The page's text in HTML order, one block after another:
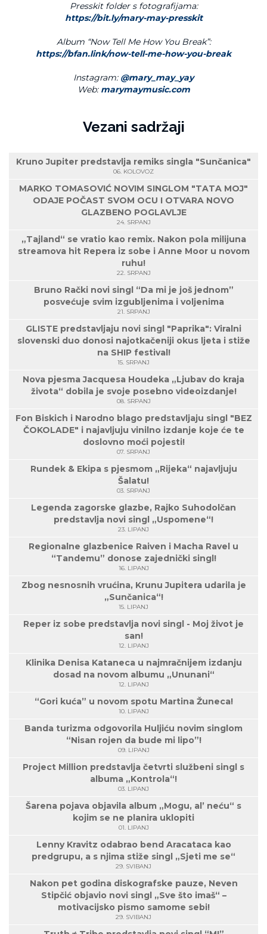
Presskit folder s fotografijama:
https://bit.ly/mary-may-presskit
Album “Now Tell Me How You Break”:
https://bfan.link/now-tell-me-how-you-break
Instagram: @mary_may_yay
Web: marymaymusic.com
Vezani sadržaji
Kruno Jupiter predstavlja remiks singla "Sunčanica"
06. KOLOVOZ
MARKO TOMASOVIĆ NOVIM SINGLOM "TATA MOJ"
ODAJE POČAST SVOM OCU I OTVARA NOVO
GLAZBENO POGLAVLJE
24. SRPANJ
„Tajland“ se vratio kao remix. Nakon pola milijuna
streamova hit Repera iz sobe i Anne Moor u novom
ruhu!
22. SRPANJ
Bruno Rački novi singl “Da mi je još jednom”
posvećuje svim izgubljenima i voljenima
21. SRPANJ
GLISTE predstavljaju novi singl "Paprika": Viralni
slovenski duo donosi najotkačeniji okus ljeta i stiže
na SHIP festival!
15. SRPANJ
Nova pjesma Jacquesa Houdeka „Ljubav do kraja
života“ dobila je svoje posebno videoizdanje!
08. SRPANJ
Fon Biskich i Narodno blago predstavljaju singl "BEZ
ČOKOLADE" i najavljuju vinilno izdanje koje će te
doslovno moći pojesti!
07. SRPANJ
Rundek & Ekipa s pjesmom „Rijeka“ najavljuju
Šalatu!
03. SRPANJ
Legenda zagorske glazbe, Rajko Suhodolčan
predstavlja novi singl „Uspomene“!
23. LIPANJ
Regionalne glazbenice Raiven i Macha Ravel u
“Tandemu” donose zajednički singl!
16. LIPANJ
Zbog nesnosnih vrućina, Krunu Jupitera udarila je
„Sunčanica“!
15. LIPANJ
Reper iz sobe predstavlja novi singl - Moj život je
san!
12. LIPANJ
Klinika Denisa Kataneca u najmračnijem izdanju
dosad na novom albumu „Ununani“
12. LIPANJ
“Gori kuća” u novom spotu Martina Žuneca!
10. LIPANJ
Banda turizma odgovorila Huljiću novim singlom
“Nisan rojen da bude mi lipo”!
09. LIPANJ
Project Million predstavlja četvrti službeni singl s
albuma „Kontrola“!
03. LIPANJ
Šarena pojava objavila album „Mogu, al’ neću“ s
kojim se ne planira uklopiti
01. LIPANJ
Lenny Kravitz odabrao bend Aracataca kao
predgrupu, a s njima stiže singl „Sjeti me se“
29. SVIBANJ
Nakon pet godina diskografske pauze, Neven
Stipčić objavio novi singl „Sve što imaš“ –
motivacijsko pismo samome sebi!
29. SVIBANJ